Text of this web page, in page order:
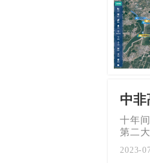
中非
十年
第二
2023-